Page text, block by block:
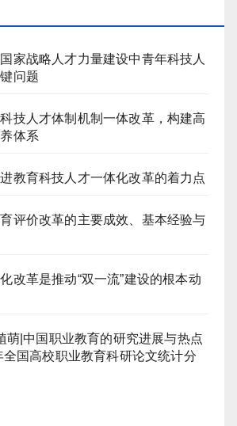
家战略人才力量建设中青年科技人
问题
技人才体制机制一体改革，构建高
体系
教育科技人才一体化改革的着力点
评价改革的主要成效、基本经验与
改革是推动“双一流”建设的根本动
萌|中国职业教育的研究进展与热点
国高校职业教育科研论文统计分